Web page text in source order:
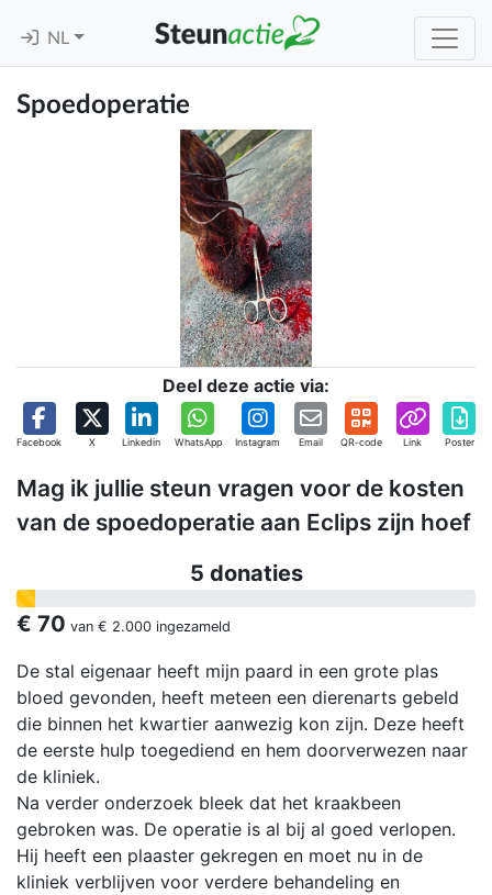
NL
Spoedoperatie
Deel deze actie via:
Facebook X Linkedin WhatsApp Instagram Email QR-code Link Poster
Mag ik jullie steun vragen voor de kosten
van de spoedoperatie aan Eclips zijn hoef
5 donaties
€ 70 van € 2.000 ingezameld
De stal eigenaar heeft mijn paard in een grote plas
bloed gevonden, heeft meteen een dierenarts gebeld
die binnen het kwartier aanwezig kon zijn. Deze heeft
de eerste hulp toegediend en hem doorverwezen naar
de kliniek.
Na verder onderzoek bleek dat het kraakbeen
gebroken was. De operatie is al bij al goed verlopen.
Hij heeft een plaaster gekregen en moet nu in de
kliniek verblijven voor verdere behandeling en